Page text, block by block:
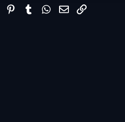
PinterestTumblr
WhatsApp
E-posta
Link